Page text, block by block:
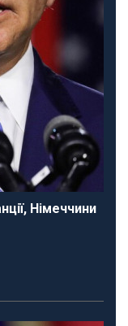
Німеччини